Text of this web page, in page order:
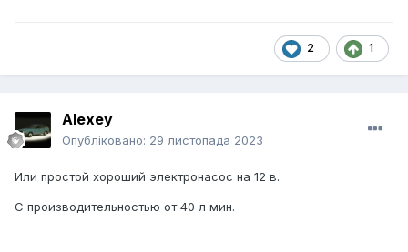
2 1
Alexey
Опубліковано: 29 листопада 2023
Или простой хороший электронасос на 12 в.
С производительностью от 40 л мин.